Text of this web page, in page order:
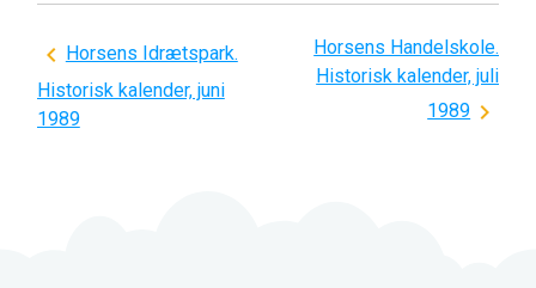
Indlægsnavigation
Horsens Idrætspark.
Historisk kalender, juni
1989
Horsens Handelskole.
Historisk kalender, juli
1989